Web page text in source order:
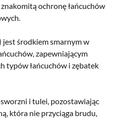
ochronę łańcuchów
jest środkiem smarnym w
zapewniającym
typów łańcuchów i zębatek
i tulei, pozostawiając
która nie przyciąga brudu,